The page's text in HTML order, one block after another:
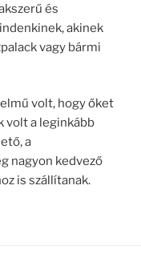
és
akinek
vagy bármi
volt, hogy őket
volt a leginkább
a
nagyon kedvező
is szállítanak.